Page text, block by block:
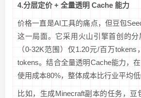
4.分层定价 + 全量透明 Cache 能力
价格一直是AI工具的痛点，但豆包
这一局面。它采用火山引擎首创的分
（0-32K范围）仅1.20元/百万
tokens。结合全量透明Cache能力，
使用成本80%，整体成本比行业平均低
比如，生成Minecraft副本的任务，豆